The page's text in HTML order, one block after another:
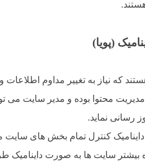
(پویا)
که نیاز به تغییر مداوم
مدیریت محتوا بوده و مدیر سایت
رسانی نماید.
کنترل تمام بخش های
بیشتر سایت ها به صورت